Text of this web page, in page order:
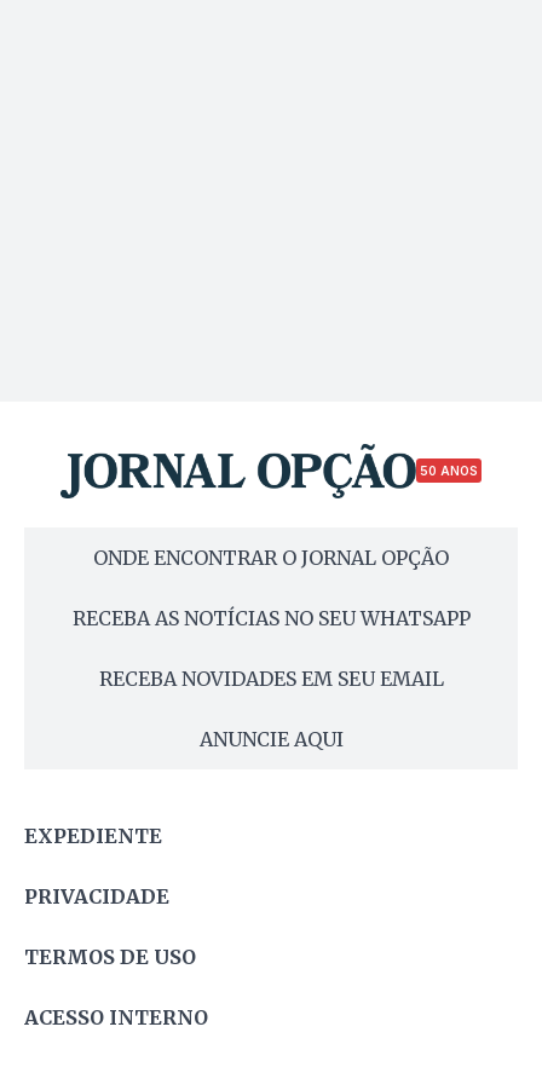
50 ANOS
ONDE ENCONTRAR O JORNAL OPÇÃO
RECEBA AS NOTÍCIAS NO SEU WHATSAPP
RECEBA NOVIDADES EM SEU EMAIL
ANUNCIE AQUI
EXPEDIENTE
PRIVACIDADE
TERMOS DE USO
ACESSO INTERNO